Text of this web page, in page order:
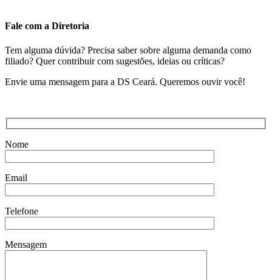
Fale com a Diretoria
Tem alguma dúvida? Precisa saber sobre alguma demanda como
filiado? Quer contribuir com sugestões, ideias ou críticas?
Envie uma mensagem para a DS Ceará. Queremos ouvir você!
Nome
Email
Telefone
Mensagem